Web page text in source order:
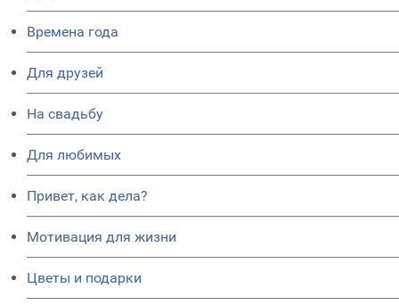
Времена года
Для друзей
На свадьбу
Для любимых
Привет, как дела?
Мотивация для жизни
Цветы и подарки